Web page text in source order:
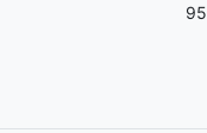
95